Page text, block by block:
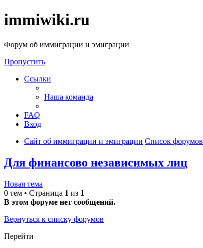
immiwiki.ru
Форум об иммиграции и эмиграции
Пропустить
Ссылки
Наша команда
FAQ
Вход
Сайт об иммиграции и эмиграции Список форумов
Для финансово независимых лиц
Новая тема
0 тем • Страница 1 из 1
В этом форуме нет сообщений.
Вернуться к списку форумов
Перейти